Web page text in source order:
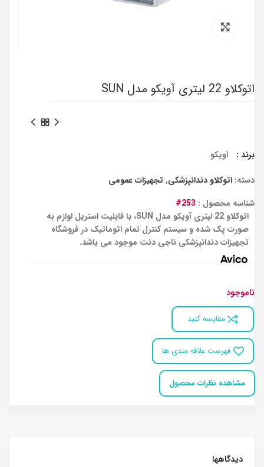
اتوکلاو 22 لیتری آویکو مدل SUN
برند :
آویکو
دسته: اتوکلاو دندانپزشکی, تجهیزات عمومی
شناسه محصول : 253#
اتوکلاو 22 لیتری آویکو مدل SUN، با قابلیت استریل لوازم به
صورت پک شده و سیستم کنترل تمام اتوماتیک در فروشگاه
تجهیزات دندانپزشکی ناجی دنت موجود می باشد.
ناموجود
مقایسه کنید
فهرست علاقه مندی ها
مشاهده نظرات محصول
دیدگاهها